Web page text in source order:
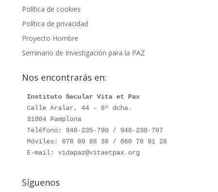
Política de cookies
Política de privacidad
Proyecto Hombre
Seminario de Investigación para la PAZ
Nos encontrarás en:
Instituto Secular Vita et Pax
Calle Aralar, 44 – 6º dcha.
31004 Pamplona
Teléfono: 948-235-790 / 948-230-787
Móviles: 678 89 88 38 / 660 76 91 28
E-mail: vidapaz@vitaetpax.org
Síguenos